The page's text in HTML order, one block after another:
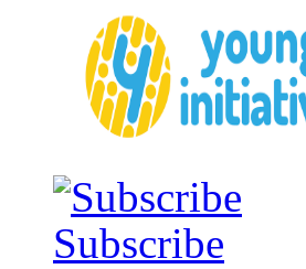
Subscribe